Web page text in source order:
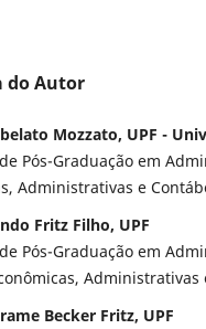
do Autor
Mozzato, UPF -
Pós-Graduação em
Administrativas e
Fritz Filho, UPF
Pós-Graduação em
Administrativas
Becker Fritz, UPF